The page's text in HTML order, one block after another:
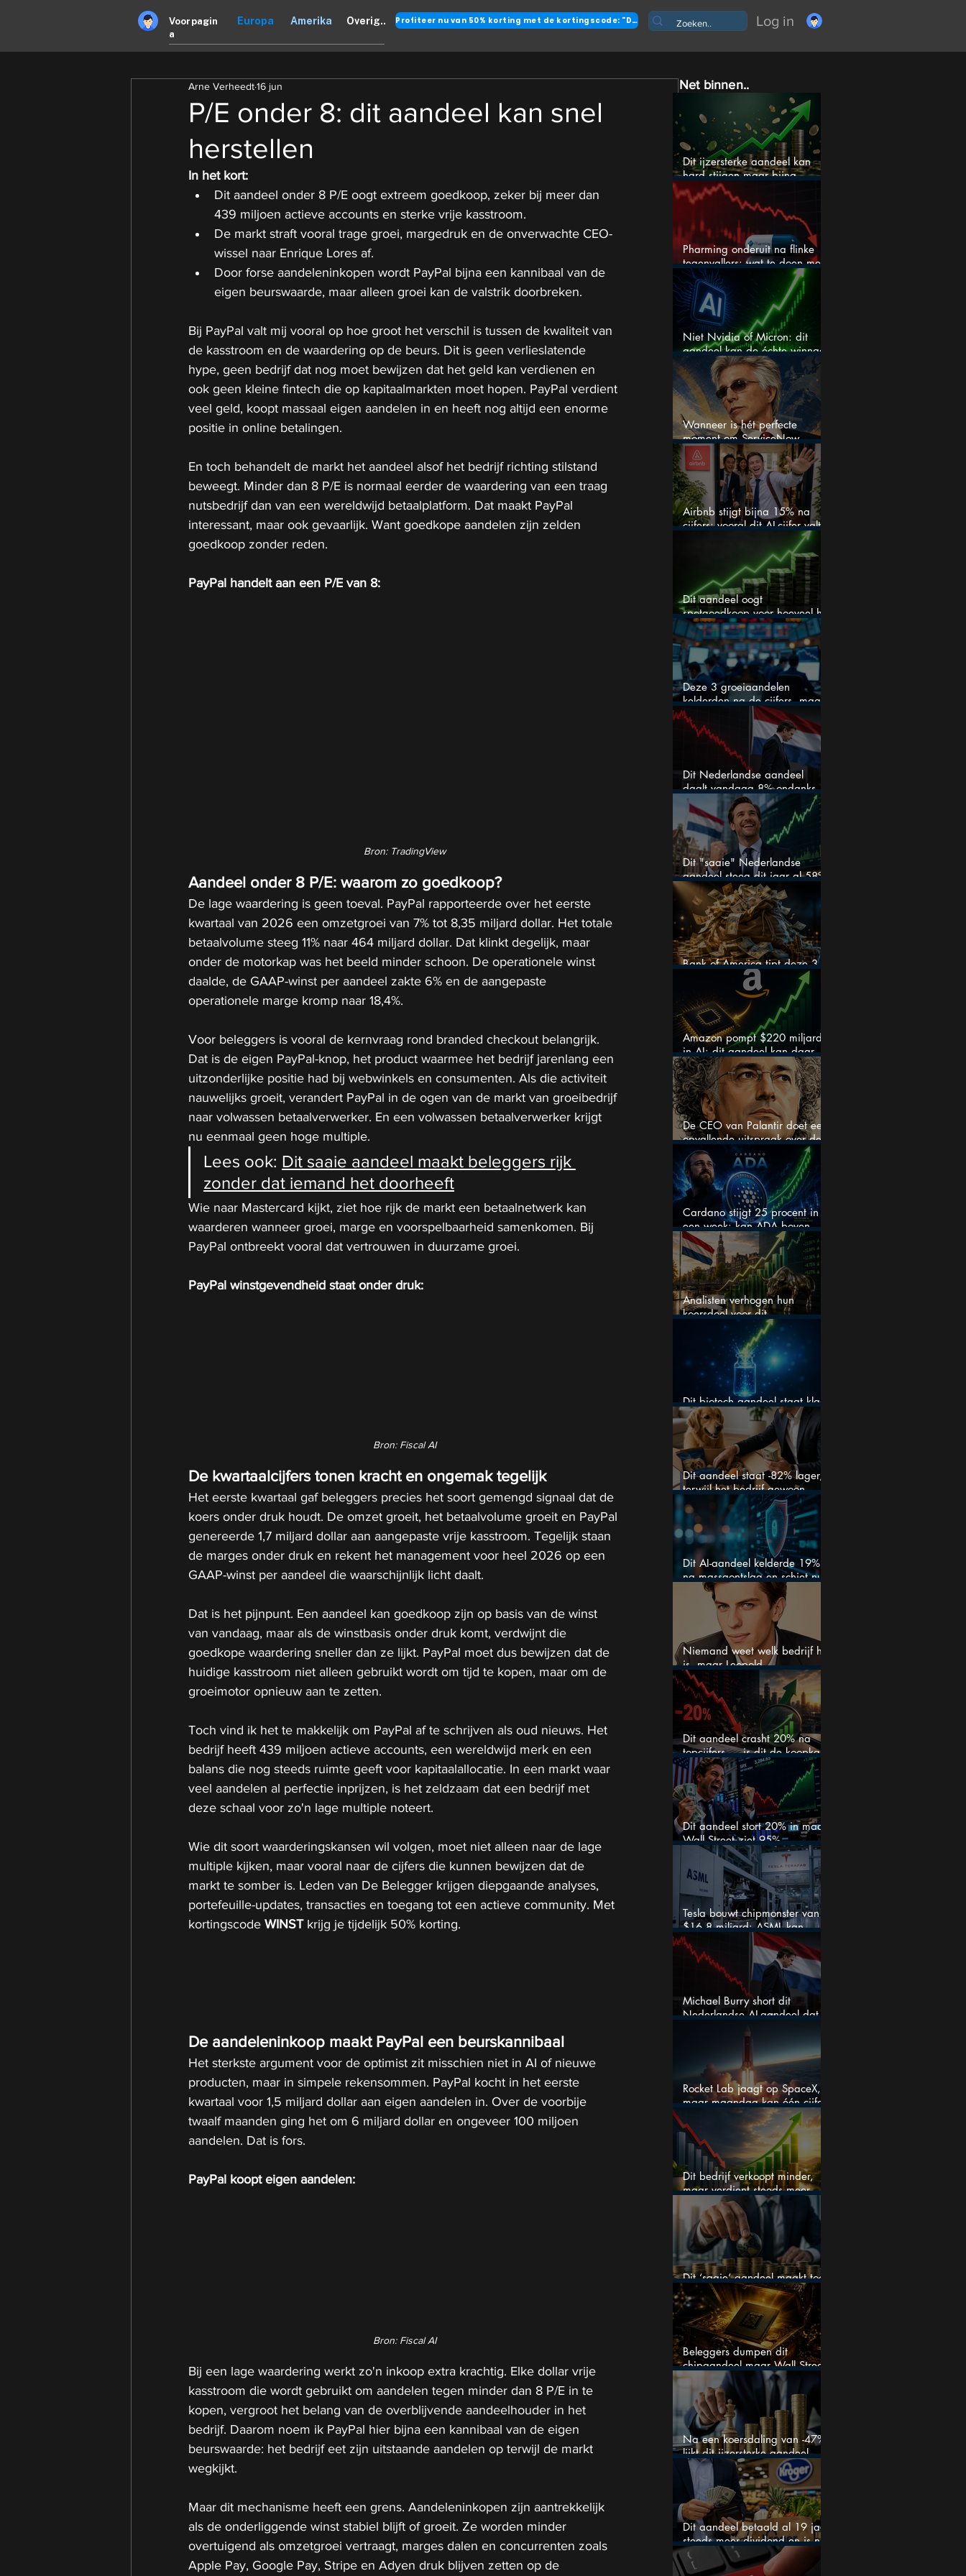
Voorpagin
a
Europa Amerika Overig.. Profiteer nu van 50% korting met de kortingscode: "DANK" Log in
P/E onder 8: dit aandeel kan snel
herstellen
Arne Verheedt16 jun
In het kort:
Dit aandeel onder 8 P/E oogt extreem goedkoop, zeker bij meer dan
439 miljoen actieve accounts en sterke vrije kasstroom.
De markt straft vooral trage groei, margedruk en de onverwachte CEO-
wissel naar Enrique Lores af.
Door forse aandeleninkopen wordt PayPal bijna een kannibaal van de
eigen beurswaarde, maar alleen groei kan de valstrik doorbreken.
Bij PayPal valt mij vooral op hoe groot het verschil is tussen de kwaliteit van
de kasstroom en de waardering op de beurs. Dit is geen verlieslatende
hype, geen bedrijf dat nog moet bewijzen dat het geld kan verdienen en
ook geen kleine fintech die op kapitaalmarkten moet hopen. PayPal verdient
veel geld, koopt massaal eigen aandelen in en heeft nog altijd een enorme
positie in online betalingen.
En toch behandelt de markt het aandeel alsof het bedrijf richting stilstand
beweegt. Minder dan 8 P/E is normaal eerder de waardering van een traag
nutsbedrijf dan van een wereldwijd betaalplatform. Dat maakt PayPal
interessant, maar ook gevaarlijk. Want goedkope aandelen zijn zelden
goedkoop zonder reden.
PayPal handelt aan een P/E van 8:
Bron: TradingView
Aandeel onder 8 P/E: waarom zo goedkoop?
De lage waardering is geen toeval. PayPal rapporteerde over het eerste
kwartaal van 2026 een omzetgroei van 7% tot 8,35 miljard dollar. Het totale
betaalvolume steeg 11% naar 464 miljard dollar. Dat klinkt degelijk, maar
onder de motorkap was het beeld minder schoon. De operationele winst
daalde, de GAAP-winst per aandeel zakte 6% en de aangepaste
operationele marge kromp naar 18,4%.
Voor beleggers is vooral de kernvraag rond branded checkout belangrijk.
Dat is de eigen PayPal-knop, het product waarmee het bedrijf jarenlang een
uitzonderlijke positie had bij webwinkels en consumenten. Als die activiteit
nauwelijks groeit, verandert PayPal in de ogen van de markt van groeibedrijf
naar volwassen betaalverwerker. En een volwassen betaalverwerker krijgt
nu eenmaal geen hoge multiple.
Lees ook: Dit saaie aandeel maakt beleggers rijk
zonder dat iemand het doorheeft
Wie naar Mastercard kijkt, ziet hoe rijk de markt een betaalnetwerk kan
waarderen wanneer groei, marge en voorspelbaarheid samenkomen. Bij
PayPal ontbreekt vooral dat vertrouwen in duurzame groei.
PayPal winstgevendheid staat onder druk:
Bron: Fiscal AI
De kwartaalcijfers tonen kracht en ongemak tegelijk
Het eerste kwartaal gaf beleggers precies het soort gemengd signaal dat de
koers onder druk houdt. De omzet groeit, het betaalvolume groeit en PayPal
genereerde 1,7 miljard dollar aan aangepaste vrije kasstroom. Tegelijk staan
de marges onder druk en rekent het management voor heel 2026 op een
GAAP-winst per aandeel die waarschijnlijk licht daalt.
Dat is het pijnpunt. Een aandeel kan goedkoop zijn op basis van de winst
van vandaag, maar als de winstbasis onder druk komt, verdwijnt die
goedkope waardering sneller dan ze lijkt. PayPal moet dus bewijzen dat de
huidige kasstroom niet alleen gebruikt wordt om tijd te kopen, maar om de
groeimotor opnieuw aan te zetten.
Toch vind ik het te makkelijk om PayPal af te schrijven als oud nieuws. Het
bedrijf heeft 439 miljoen actieve accounts, een wereldwijd merk en een
balans die nog steeds ruimte geeft voor kapitaalallocatie. In een markt waar
veel aandelen al perfectie inprijzen, is het zeldzaam dat een bedrijf met
deze schaal voor zo'n lage multiple noteert.
Wie dit soort waarderingskansen wil volgen, moet niet alleen naar de lage
multiple kijken, maar vooral naar de cijfers die kunnen bewijzen dat de
markt te somber is. Leden van De Belegger krijgen diepgaande analyses,
portefeuille-updates, transacties en toegang tot een actieve community. Met
kortingscode WINST krijg je tijdelijk 50% korting.
De aandeleninkoop maakt PayPal een beurskannibaal
Het sterkste argument voor de optimist zit misschien niet in AI of nieuwe
producten, maar in simpele rekensommen. PayPal kocht in het eerste
kwartaal voor 1,5 miljard dollar aan eigen aandelen in. Over de voorbije
twaalf maanden ging het om 6 miljard dollar en ongeveer 100 miljoen
aandelen. Dat is fors.
PayPal koopt eigen aandelen:
Bron: Fiscal AI
Bij een lage waardering werkt zo'n inkoop extra krachtig. Elke dollar vrije
kasstroom die wordt gebruikt om aandelen tegen minder dan 8 P/E in te
kopen, vergroot het belang van de overblijvende aandeelhouder in het
bedrijf. Daarom noem ik PayPal hier bijna een kannibaal van de eigen
beurswaarde: het bedrijf eet zijn uitstaande aandelen op terwijl de markt
wegkijkt.
Maar dit mechanisme heeft een grens. Aandeleninkopen zijn aantrekkelijk
als de onderliggende winst stabiel blijft of groeit. Ze worden minder
overtuigend als omzetgroei vertraagt, marges dalen en concurrenten zoals
Apple Pay, Google Pay, Stripe en Adyen druk blijven zetten op de
Net binnen..
Dit ijzersterke aandeel kan
hard stijgen maar bijna
niemand kijkt
Pharming onderuit na flinke
tegenvallers: wat te doen met
het aandeel?
Niet Nvidia of Micron: dit
aandeel kan de échte winnaar
van de AI-race worden
Wanneer is hét perfecte
moment om ServiceNow
aandelen te kopen?
Airbnb stijgt bijna 15% na
cijfers: vooral dit AI-cijfer valt
Dit aandeel oogt
spotgoedkoop voor hoeveel het
kan stijgen
Deze 3 groeiaandelen
kelderden na de cijfers, maar
één is mijn duidelijke favoriet
Dit Nederlandse aandeel
daalt vandaag 8% ondanks
zeer sterke halfjaarcijfers en
positieve analistenadviezen:
mooie koopkans?
Dit "saaie" Nederlandse
aandeel steeg dit jaar al 58%
en wordt volgens analisten
onderschat
Bank of America tipt deze 3
chipaandelen
Amazon pompt $220 miljard
in AI: dit aandeel kan daar
explosief van profiteren
De CEO van Palantir doet een
opvallende uitspraak over de
beurs
Cardano stijgt 25 procent in
een week: kan ADA boven
$0,20 blijven?
Analisten verhogen hun
koersdoel voor dit
Nederlandse aandeel — maar
is het al te laat om in te
stappen?
Dit biotech aandeel staat klaar
voor een flinke rally
Dit aandeel staat -82% lager,
terwijl het bedrijf gewoon
groeit
Dit AI-aandeel kelderde 19%
na massaontslag en schiet nu
15% omhoog
Niemand weet welk bedrijf het
is, maar Leopold
Aschenbrenner zet er nu $500
miljoen op
Dit aandeel crasht 20% na
topcijfers — is dit de koopkans
waar beleggers op wachtten?
Dit aandeel stort 20% in maar
Wall Street ziet 95%
koerspotentieel
Tesla bouwt chipmonster van
$16,8 miljard: ASML kan
grote winnaar worden
Michael Burry short dit
Nederlandse AI-aandeel dat
maar liefst 684% groeit
Rocket Lab jaagt op SpaceX,
maar maandag kan één cijfer
de droom doorprikken?
Dit bedrijf verkoopt minder,
maar verdient steeds meer —
hoe lang kan dit sprookje
doorgaan?
Dit ‘saaie’ aandeel maakt toch
bizar veel winst
Beleggers dumpen dit
chipaandeel maar Wall Street
ziet een zeldzame koopkans
Na een koersdaling van -47%
lijkt dit ijzersterke aandeel
aantrekkelijker dan ooit
Dit aandeel betaald al 19 jaar
steeds meer dividend en is nu
goedkoop